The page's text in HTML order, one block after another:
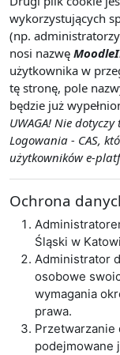
wykorzystujących
(np.
nosi nazwę
użytkownika w
tę stronę, pole
będzie już
UWAGA! Nie
Logowania - CAS,
użytkowników e-
Ochrona
Śląski w
Administrator
osobowe
wymagania
prawa.
Przetwarzanie
podejmowane